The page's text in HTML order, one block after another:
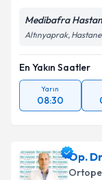
Medibafra
Altınyaprak, Hastane
En Yakın Saatler
Yarın
08:30
Op.